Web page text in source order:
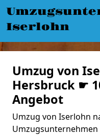
Iserlohn
Umzug von
Hersbruck ☛
Angebot
Umzug von Iserlohn